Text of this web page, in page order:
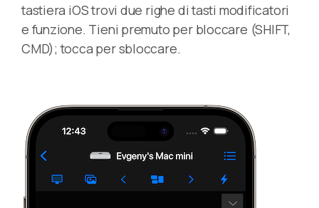
tastiera iOS trovi due righe di tasti modificatori
e funzione. Tieni premuto per bloccare (SHIFT,
CMD); tocca per sbloccare.